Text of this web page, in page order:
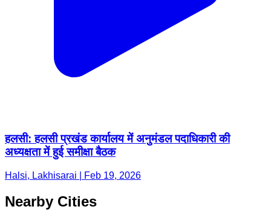
हलसी: हलसी प्रखंड कार्यालय में अनुमंडल पदाधिकारी की
अध्यक्षता में हुई समीक्षा बैठक
Halsi, Lakhisarai | Feb 19, 2026
Nearby Cities